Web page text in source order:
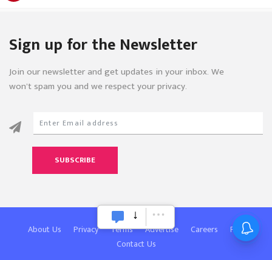
Sign up for the Newsletter
Join our newsletter and get updates in your inbox. We
won’t spam you and we respect your privacy.
SUBSCRIBE
About Us Privacy Terms Advertise Careers
FAQ
Contact Us